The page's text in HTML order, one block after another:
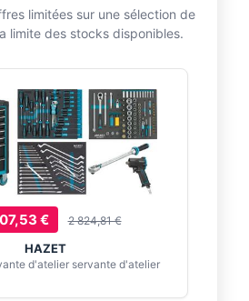
limitées sur une sélection de
limite des stocks disponibles.
€ 2 824,81 €
HAZET
d'atelier servante d'atelier